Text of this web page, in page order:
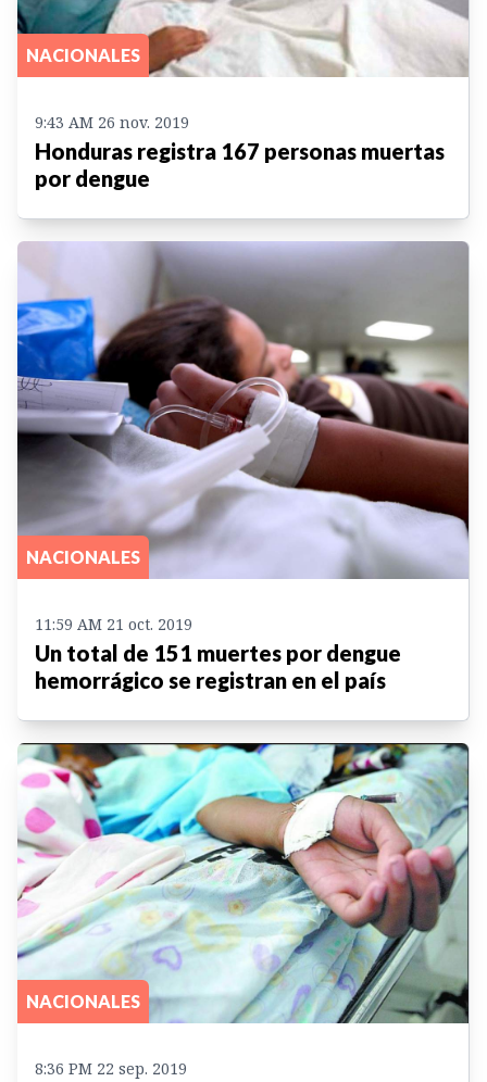
NACIONALES
9:43 AM 26 nov. 2019
Honduras registra 167 personas muertas
por dengue
NACIONALES
11:59 AM 21 oct. 2019
Un total de 151 muertes por dengue
hemorrágico se registran en el país
NACIONALES
8:36 PM 22 sep. 2019